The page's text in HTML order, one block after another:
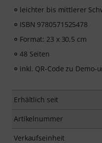
leichter bis mittlerer
ISBN 9780571525478
Format: 23 x 30,5 cm
48 Seiten
inkl. QR-Code zu Demo-
Erhältlich seit
Artikelnummer
Verkaufseinheit